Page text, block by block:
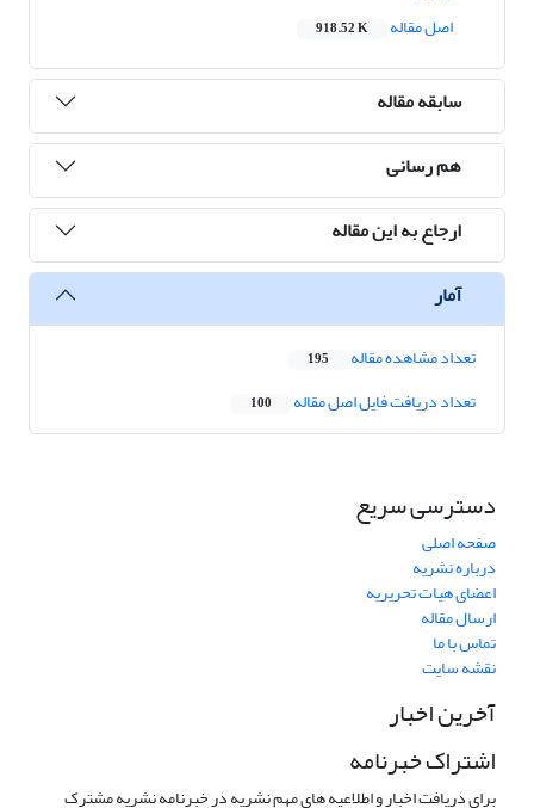
اصل مقاله
918.52 K
سابقه مقاله
هم رسانی
ارجاع به این مقاله
آمار
تعداد مشاهده مقاله 195
تعداد دریافت فایل اصل مقاله 100
دسترسی سریع
صفحه اصلی
درباره نشریه
اعضای هیات تحریریه
ارسال مقاله
تماس با ما
نقشه سایت
آخرین اخبار
اشتراک خبرنامه
برای دریافت اخبار و اطلاعیه های مهم نشریه در خبرنامه نشریه مشترک